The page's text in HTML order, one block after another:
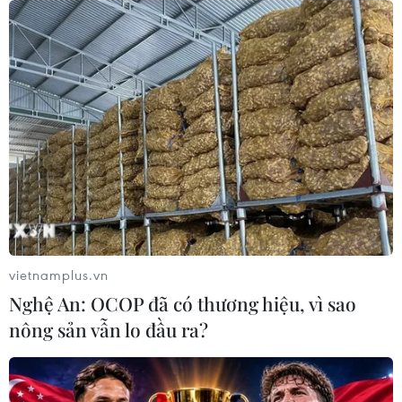
Đức điều tra vụ UAV gắn thuốc nổ
xuất hiện tại sân bay
05/08/2026 23:43
Bất ổn địa chính trị kìm hãm tăng
trưởng Eurozone
05/08/2026 22:59
Tổng thống Nga thay đổi vị
trí các chỉ huy tại mặt trận Ukraine
05/08/2026 15:26
vietnamplus.vn
Nghệ An: OCOP đã có thương hiệu, vì sao
nông sản vẫn lo đầu ra?